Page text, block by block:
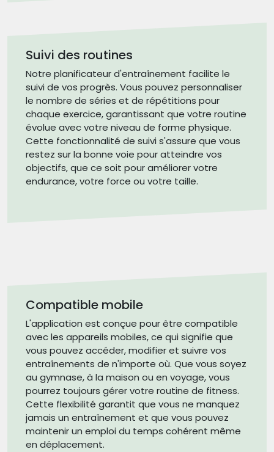
Suivi des routines
Notre planificateur d'entraînement facilite le
suivi de vos progrès. Vous pouvez personnaliser
le nombre de séries et de répétitions pour
chaque exercice, garantissant que votre routine
évolue avec votre niveau de forme physique.
Cette fonctionnalité de suivi s'assure que vous
restez sur la bonne voie pour atteindre vos
objectifs, que ce soit pour améliorer votre
endurance, votre force ou votre taille.
Compatible mobile
L'application est conçue pour être compatible
avec les appareils mobiles, ce qui signifie que
vous pouvez accéder, modifier et suivre vos
entraînements de n'importe où. Que vous soyez
au gymnase, à la maison ou en voyage, vous
pourrez toujours gérer votre routine de fitness.
Cette flexibilité garantit que vous ne manquez
jamais un entraînement et que vous pouvez
maintenir un emploi du temps cohérent même
en déplacement.